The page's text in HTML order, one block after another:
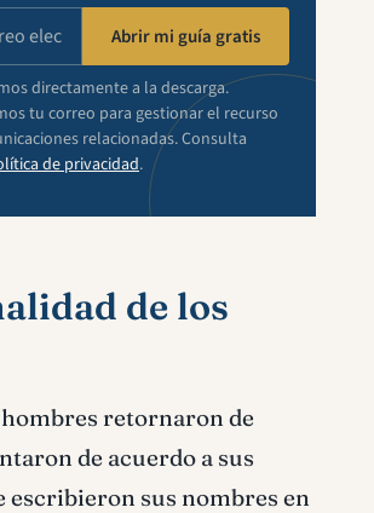
Abrir mi guía gratis
directamente a la descarga.
tu correo para gestionar el recurso
relacionadas. Consulta
de privacidad.
de los
hombres retornaron de
de acuerdo a sus
escribieron sus nombres en